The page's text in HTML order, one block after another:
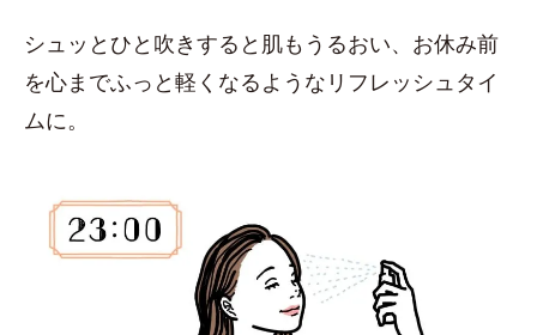
シュッとひと吹きすると肌もうるおい、お休み前
を心までふっと軽くなるようなリフレッシュタイ
ムに。